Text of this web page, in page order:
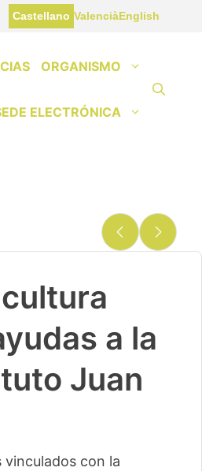
Castellano ValenciàEnglish
ORGANISMO
ELECTRÓNICA
a la
Juan
vinculados con la